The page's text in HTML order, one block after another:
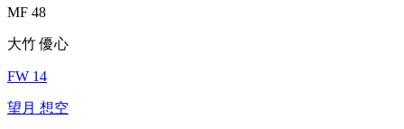
MF 48
大竹 優心
FW 14
望月 想空